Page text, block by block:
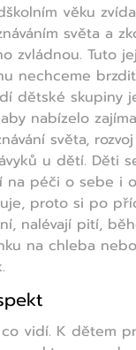
věku
světa a
zvládnou. Tuto
nechceme
dětské skupiny
nabízelo
světa,
u dětí. Děti
na péči o sebe i
proto si po
nalévají pití,
na chleba
vidí. K dětem